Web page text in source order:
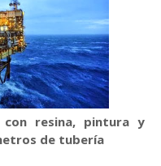
resina, pintura y
de tubería